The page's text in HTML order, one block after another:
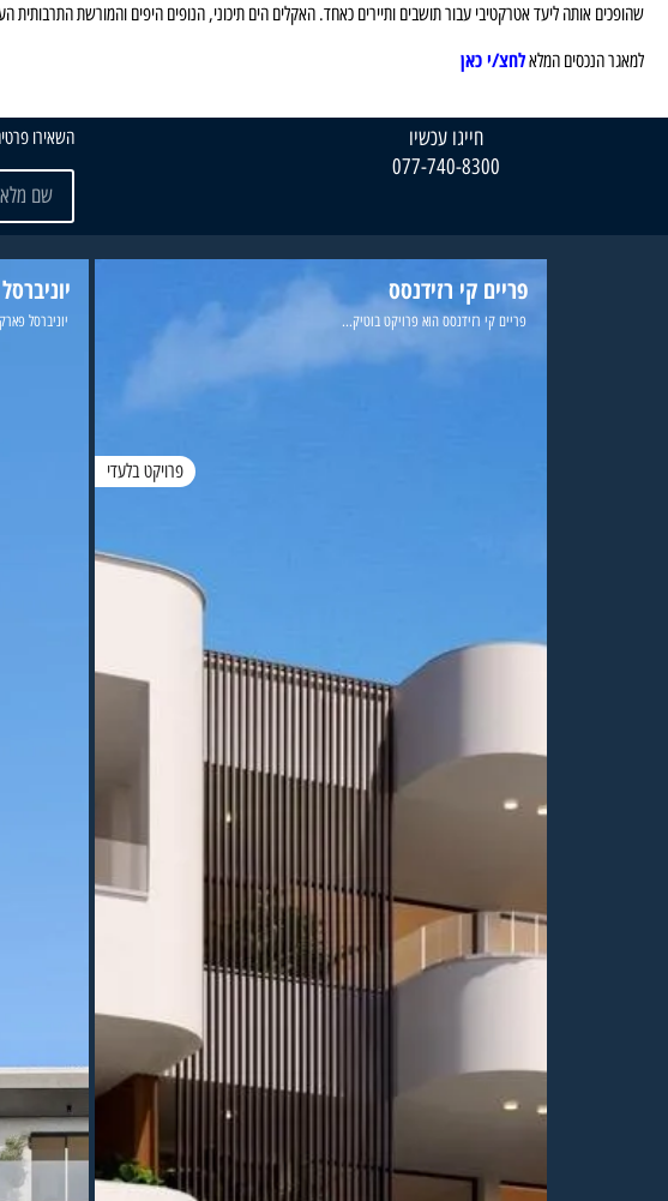
שהופכים אותה ליעד אטרקטיבי עבור תושבים ותיירים כאחד. האקלים הים תיכוני, הנופים היפים והמורשת התרבותית
למאגר הנכסים המלאלחצ/י כאן
חייגו עכשיו
077-740-8300
השאירו
פריים קי רזידנסס
פריים קי רזידנסס הוא פרויקט בוטיק...
פרויקט בלעדי
יוניברסל